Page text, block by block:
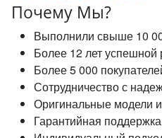
Почему Мы?
Выполнили свыше 10
Более 12 лет успешной
Более 5 000
Сотрудничество с
Оригинальные модели
Гарантийная поддержка